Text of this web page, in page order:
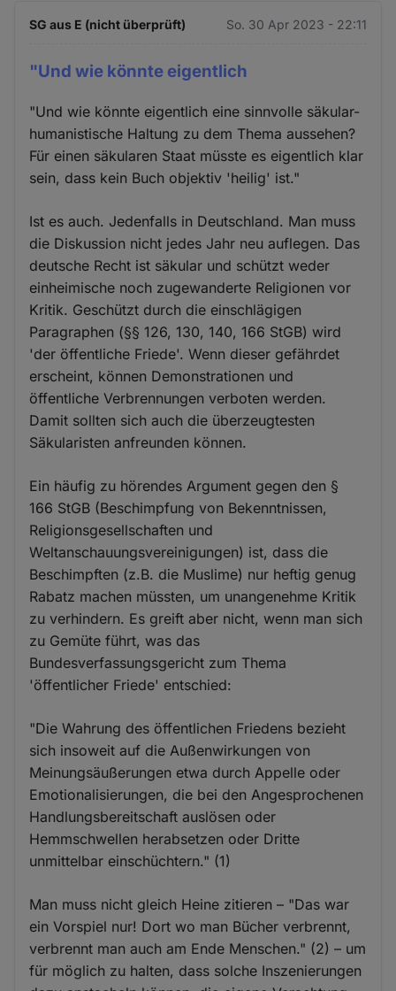
SG aus E (nicht überprüft) So. 30 Apr 2023 - 22:11
"Und wie könnte eigentlich
"Und wie könnte eigentlich eine sinnvolle säkular-
humanistische Haltung zu dem Thema aussehen?
Für einen säkularen Staat müsste es eigentlich klar
sein, dass kein Buch objektiv 'heilig' ist."
Ist es auch. Jedenfalls in Deutschland. Man muss
die Diskussion nicht jedes Jahr neu auflegen. Das
deutsche Recht ist säkular und schützt weder
einheimische noch zugewanderte Religionen vor
Kritik. Geschützt durch die einschlägigen
Paragraphen (§§ 126, 130, 140, 166 StGB) wird
'der öffentliche Friede'. Wenn dieser gefährdet
erscheint, können Demonstrationen und
öffentliche Verbrennungen verboten werden.
Damit sollten sich auch die überzeugtesten
Säkularisten anfreunden können.
Ein häufig zu hörendes Argument gegen den §
166 StGB (Beschimpfung von Bekenntnissen,
Religionsgesellschaften und
Weltanschauungsvereinigungen) ist, dass die
Beschimpften (z.B. die Muslime) nur heftig genug
Rabatz machen müssten, um unangenehme Kritik
zu verhindern. Es greift aber nicht, wenn man sich
zu Gemüte führt, was das
Bundesverfassungsgericht zum Thema
'öffentlicher Friede' entschied:
"Die Wahrung des öffentlichen Friedens bezieht
sich insoweit auf die Außenwirkungen von
Meinungsäußerungen etwa durch Appelle oder
Emotionalisierungen, die bei den Angesprochenen
Handlungsbereitschaft auslösen oder
Hemmschwellen herabsetzen oder Dritte
unmittelbar einschüchtern." (1)
Man muss nicht gleich Heine zitieren – "Das war
ein Vorspiel nur! Dort wo man Bücher verbrennt,
verbrennt man auch am Ende Menschen." (2) – um
für möglich zu halten, dass solche Inszenierungen